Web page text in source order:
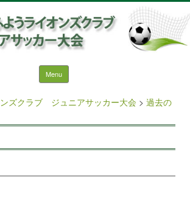
うライオンズクラ
アサッカー大会
検索:
Menu Skip to content
ズクラブ ジュニアサッカー大会 > 過去の